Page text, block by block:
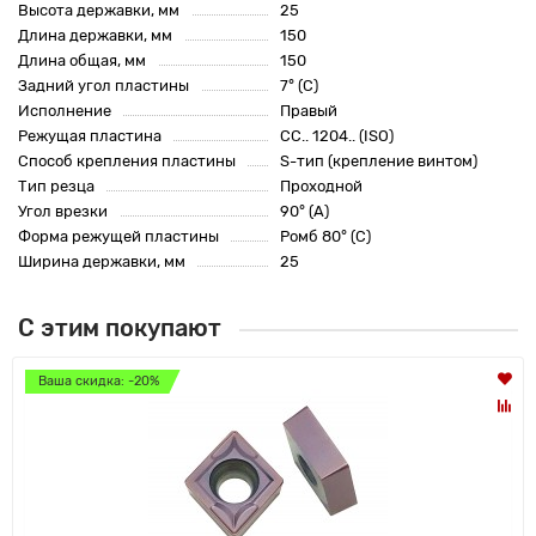
Высота державки, мм
25
Длина державки, мм
150
Длина общая, мм
150
Задний угол пластины
7° (C)
Исполнение
Правый
Режущая пластина
CC.. 1204.. (ISO)
Способ крепления пластины
S-тип (крепление винтом)
Тип резца
Проходной
Угол врезки
90° (A)
Форма режущей пластины
Ромб 80° (C)
Ширина державки, мм
25
С этим покупают
Ваша скидка: -20%